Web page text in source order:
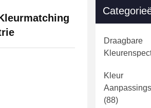
Draagbare
Kleur
(88)